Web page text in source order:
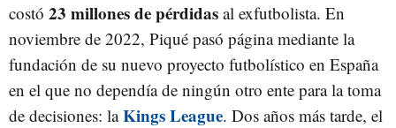
costó 23 millones de pérdidas al exfutbolista. En
noviembre de 2022, Piqué pasó página mediante la
fundación de su nuevo proyecto futbolístico en España
en el que no dependía de ningún otro ente para la toma
de decisiones: laKings League. Dos años más tarde, el